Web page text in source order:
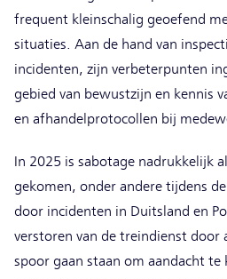
frequent kleinschalig geoefend
situaties. Aan de hand van
incidenten, zijn verbeterpunten
gebied van bewustzijn en kennis
en afhandelprotocollen bij
In 2025 is sabotage nadrukkelijk
gekomen, onder andere tijdens
door incidenten in Duitsland en
verstoren van de treindienst door
spoor gaan staan om aandacht te